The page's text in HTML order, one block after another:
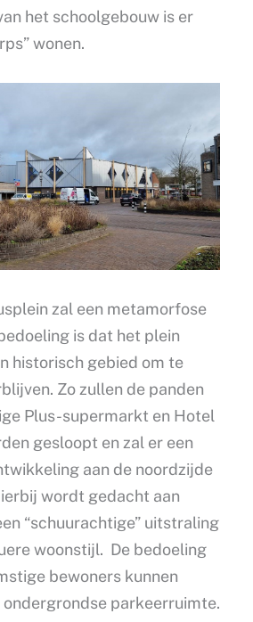
het schoolgebouw is er
wonen.
zal een metamorfose
is dat het plein
historisch gebied om te
Zo zullen de panden
Plus-supermarkt en Hotel
gesloopt en zal er een
aan de noordzijde
wordt gedacht aan
“schuurachtige” uitstraling
woonstijl. De bedoeling
bewoners kunnen
ondergrondse parkeerruimte.